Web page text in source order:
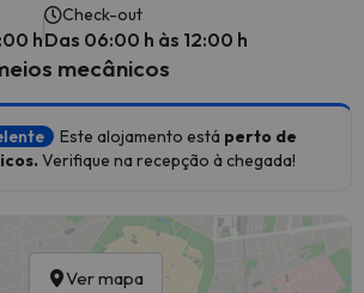
h
Check-out
Das 06:00 h às 12:00 h
mecânicos
Este alojamento está perto de
Verifique na recepção à chegada!
Ver mapa